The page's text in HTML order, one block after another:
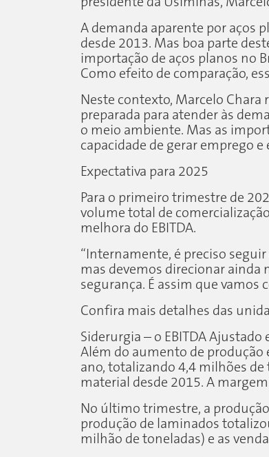
A demanda aparente por aços
desde 2013. Mas boa parte
importação de aços planos no
Como efeito de comparação,
Neste contexto, Marcelo Chara
preparada para atender às
o meio ambiente. Mas as
capacidade de gerar emprego
Expectativa para 2025
Para o primeiro trimestre de
volume total de
melhora do EBITDA.
“Internamente, é preciso
mas devemos direcionar ainda
segurança. É assim que vamos
Confira mais detalhes das
Siderurgia – o EBITDA
Além do aumento de produção
ano, totalizando 4,4 milhões de
material desde 2015. A
No último trimestre, a
produção de laminados
milhão de toneladas) e as